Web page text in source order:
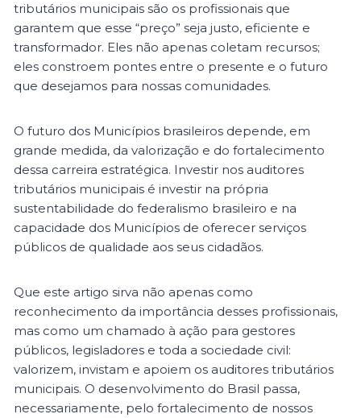
tributários municipais são os profissionais que
garantem que esse “preço” seja justo, eficiente e
transformador. Eles não apenas coletam recursos;
eles constroem pontes entre o presente e o futuro
que desejamos para nossas comunidades.
O futuro dos Municípios brasileiros depende, em
grande medida, da valorização e do fortalecimento
dessa carreira estratégica. Investir nos auditores
tributários municipais é investir na própria
sustentabilidade do federalismo brasileiro e na
capacidade dos Municípios de oferecer serviços
públicos de qualidade aos seus cidadãos.
Que este artigo sirva não apenas como
reconhecimento da importância desses profissionais,
mas como um chamado à ação para gestores
públicos, legisladores e toda a sociedade civil:
valorizem, invistam e apoiem os auditores tributários
municipais. O desenvolvimento do Brasil passa,
necessariamente, pelo fortalecimento de nossos